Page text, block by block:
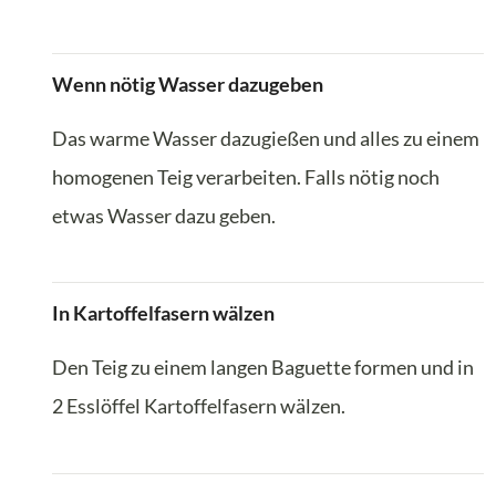
Wenn nötig Wasser dazugeben
Das warme Wasser dazugießen und alles zu einem
homogenen Teig verarbeiten. Falls nötig noch
etwas Wasser dazu geben.
In Kartoffelfasern wälzen
Den Teig zu einem langen Baguette formen und in
2 Esslöffel Kartoffelfasern wälzen.